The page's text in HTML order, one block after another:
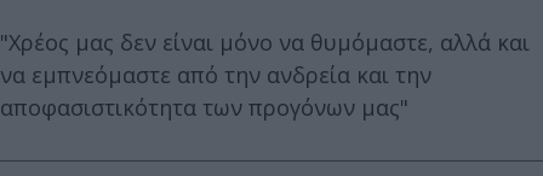
"Χρέος μας δεν είναι μόνο να θυμόμαστε, αλλά και
να εμπνεόμαστε από την ανδρεία και την
αποφασιστικότητα των προγόνων μας"